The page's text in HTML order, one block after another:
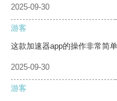
2025-09-30
游客
这款加速器app的操作非常简
2025-09-30
游客